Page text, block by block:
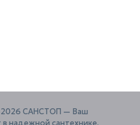
САНСТОП — Ваш